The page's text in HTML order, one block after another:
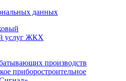
данных
производств
приборостроительное